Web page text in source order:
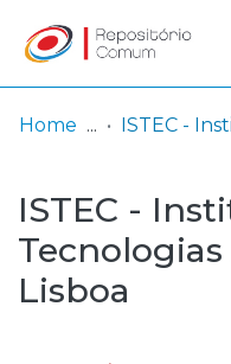
& Collections
Browse repository
Log
In
(current)
Home
ISTEC -
Lisboa